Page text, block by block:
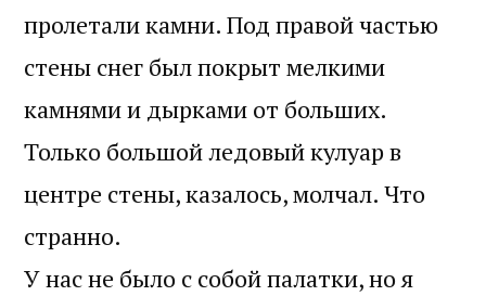
пролетали камни. Под правой частью
стены снег был покрыт мелкими
камнями и дырками от больших.
Только большой ледовый кулуар в
центре стены, казалось, молчал. Что
странно.
У нас не было с собой палатки, но я